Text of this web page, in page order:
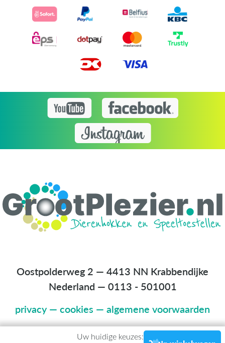
Uw huidige keuzes:
Oostpolderweg 2 — 4413 NN Krabbendijke
Nederland — 0113 - 501001
privacy— cookies — algemene voorwaarden